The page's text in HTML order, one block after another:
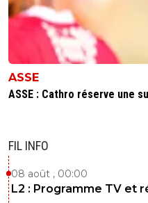
ASSE
ASSE : Cathro réserve une
FIL INFO
08 août , 00:00
L2 : Programme TV et